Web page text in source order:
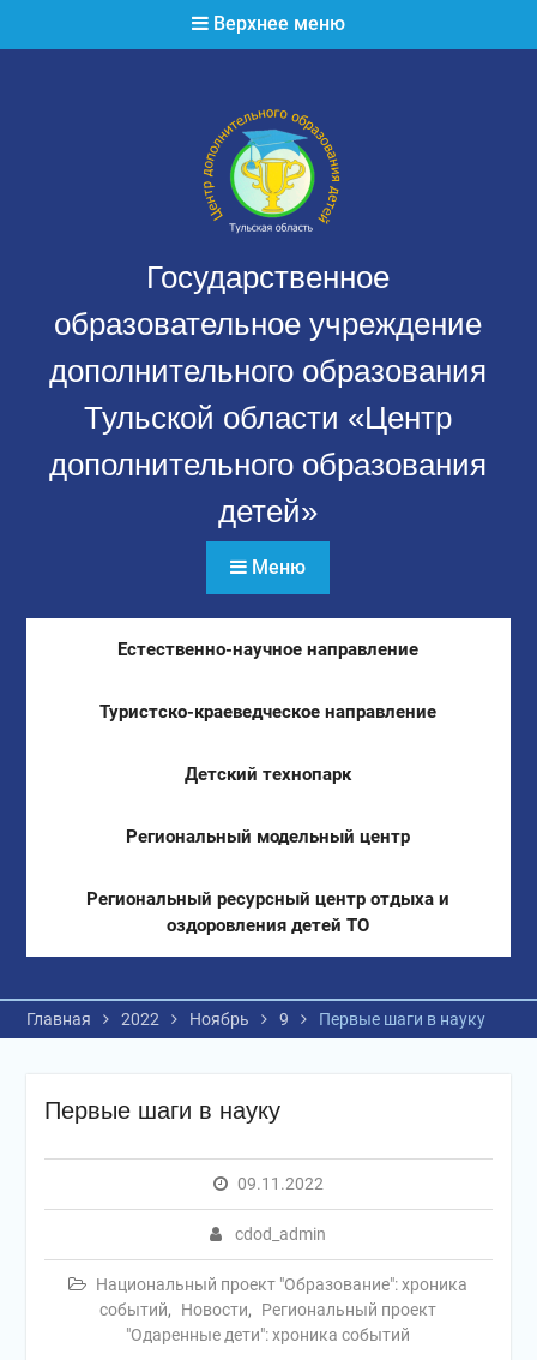
Верхнее меню
Государственное
образовательное учреждение
дополнительного образования
Тульской области «Центр
дополнительного образования
детей»
Меню
Естественно-научное направление
Туристско-краеведческое направление
Детский технопарк
Региональный модельный центр
Региональный ресурсный центр отдыха и
оздоровления детей ТО
Главная 2022 Ноябрь 9 Первые шаги в науку
Первые шаги в науку
09.11.2022
cdod_admin
Национальный проект "Образование": хроника
событий, Новости,
Региональный проект
"Одаренные дети": хроника событий